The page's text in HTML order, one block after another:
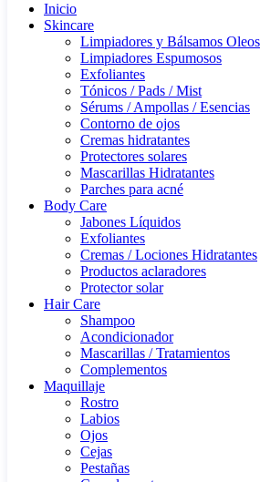
Inicio
Skincare
Limpiadores y Bálsamos
Limpiadores Espumosos
Exfoliantes
Tónicos / Pads / Mist
Sérums / Ampollas / Esencias
Contorno de ojos
Cremas hidratantes
Protectores solares
Mascarillas Hidratantes
Parches para acné
Body Care
Jabones Líquidos
Exfoliantes
Cremas / Lociones Hidratantes
Productos aclaradores
Protector solar
Hair Care
Shampoo
Acondicionador
Mascarillas / Tratamientos
Complementos
Maquillaje
Rostro
Labios
Ojos
Cejas
Pestañas